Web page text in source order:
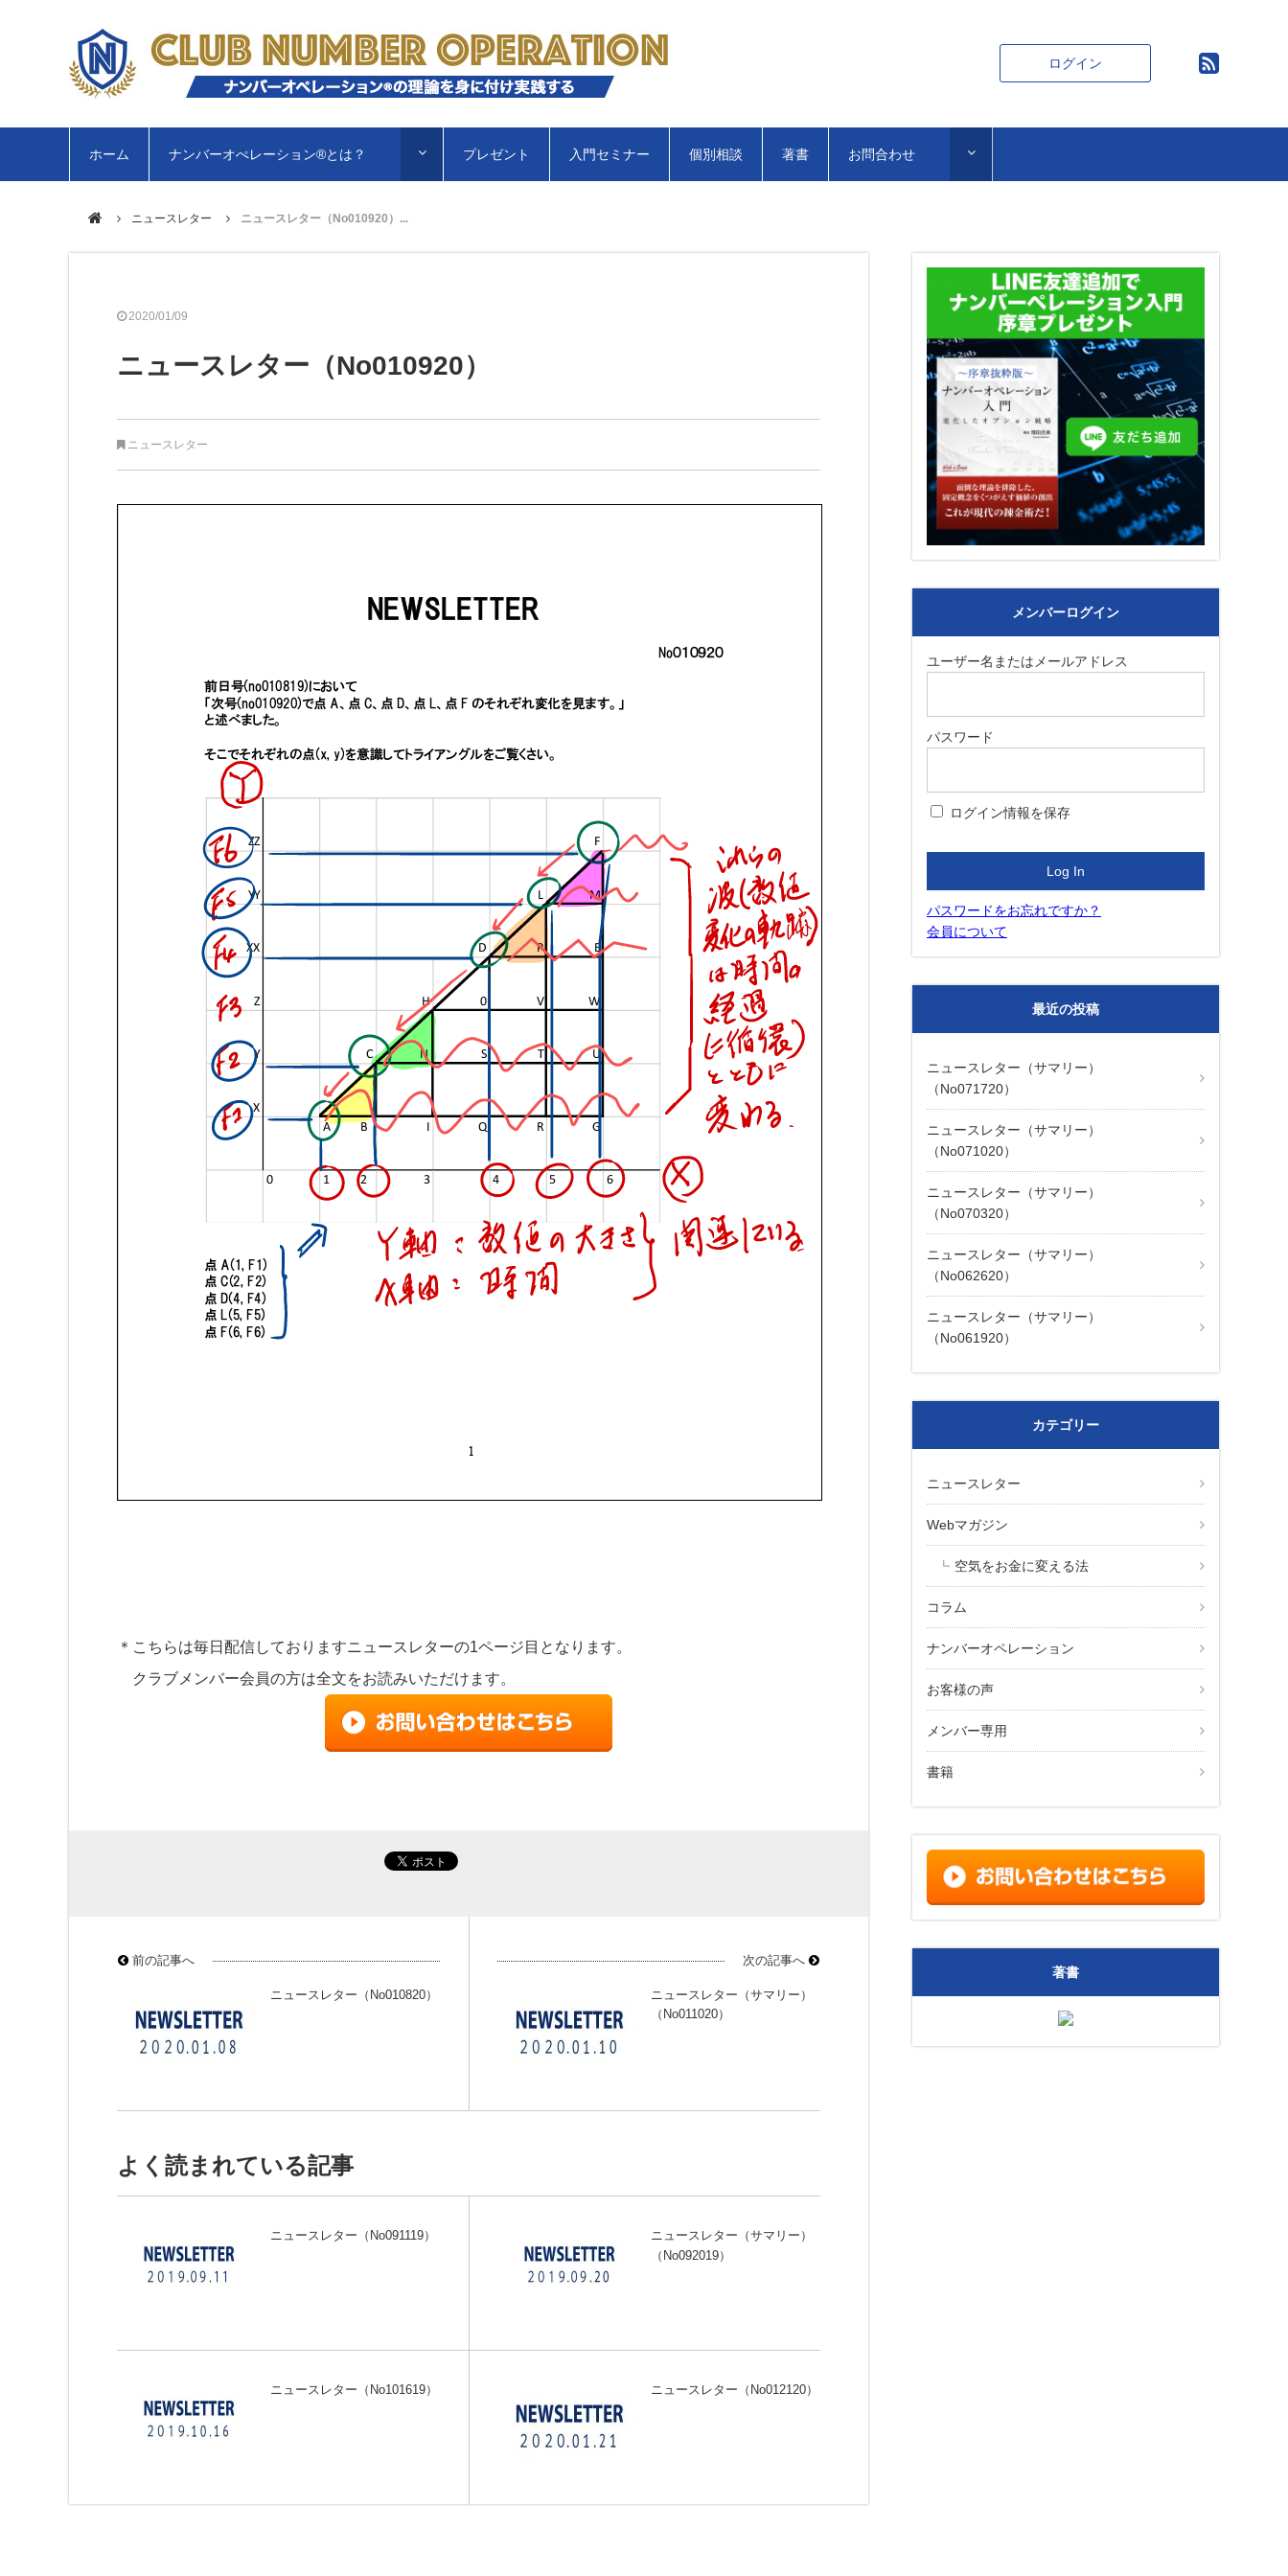
ログイン
ホーム ナンバーオぺレーション®︎とは？ プレゼント 入門セミナー 個別相談 著書 お問合わせ
ニュースレター ニュースレター（No010920）...
2020/01/09
ニュースレター（No010920）
ニュースレター
＊こちらは毎日配信しておりますニュースレターの1ページ目となります。
クラブメンバー会員の方は全文をお読みいただけます。
前の記事へ
ニュースレター（No010820）
次の記事へ
ニュースレター（サマリー）
（No011020）
よく読まれている記事
ニュースレター（No091119）
ニュースレター（サマリー）
（No092019）
ニュースレター（No101619） ニュースレター（No012120）
メンバーログイン
ユーザー名またはメールアドレス
パスワード
ログイン情報を保存
パスワードをお忘れですか？
会員について
最近の投稿
ニュースレター（サマリー）
（No071720）
ニュースレター（サマリー）
（No071020）
ニュースレター（サマリー）
（No070320）
ニュースレター（サマリー）
（No062620）
ニュースレター（サマリー）
（No061920）
カテゴリー
ニュースレター
Webマガジン
空気をお金に変える法
コラム
ナンバーオペレーション
お客様の声
メンバー専用
書籍
著書